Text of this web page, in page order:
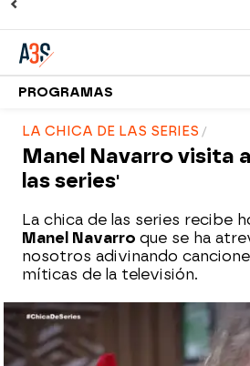
PROGRAMAS
LA CHICA DE LAS SERIES
Manel Navarro visita
las series'
La chica de las series recibe
Manel Navarro que se ha
nosotros adivinando
míticas de la televisión.